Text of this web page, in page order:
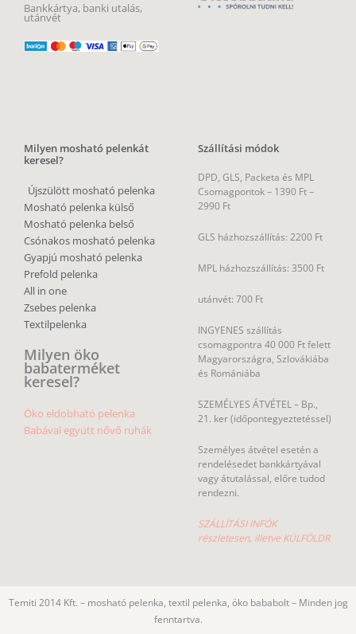
Bankkártya, banki utalás,
utánvét
Milyen mosható pelenkát
keresel?
Újszülött mosható pelenka
Mosható pelenka külső
Mosható pelenka belső
Csónakos mosható pelenka
Gyapjú mosható pelenka
Prefold pelenka
All in one
Zsebes pelenka
Textilpelenka
Milyen öko
babaterméket
keresel?
Öko eldobható pelenka
Babával együtt nővő ruhák
Szállítási módok
DPD, GLS, Packeta és MPL
Csomagpontok – 1390 Ft –
2990 Ft
GLS házhozszállítás: 2200 Ft
MPL házhozszállítás: 3500 Ft
utánvét: 700 Ft
INGYENES szállítás
csomagpontra 40 000 Ft felett
Magyarországra, Szlovákiába
és Romániába
SZEMÉLYES ÁTVÉTEL – Bp.,
21. ker (időpontegyeztetéssel)
Személyes átvétel esetén a
rendelésedet bankkártyával
vagy átutalással, előre tudod
rendezni.
SZÁLLÍTÁSI INFÓK
részletesen, illetve KÜLFÖLDR
Temiti 2014 Kft. – mosható pelenka, textil pelenka, öko bababolt – Minden jog
fenntartva.